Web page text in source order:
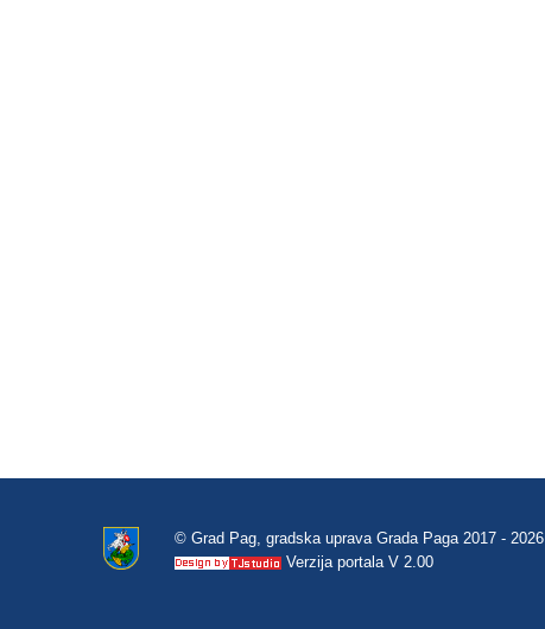
© Grad Pag, gradska uprava Grada Paga 2017 - 2026
Verzija portala V 2.00